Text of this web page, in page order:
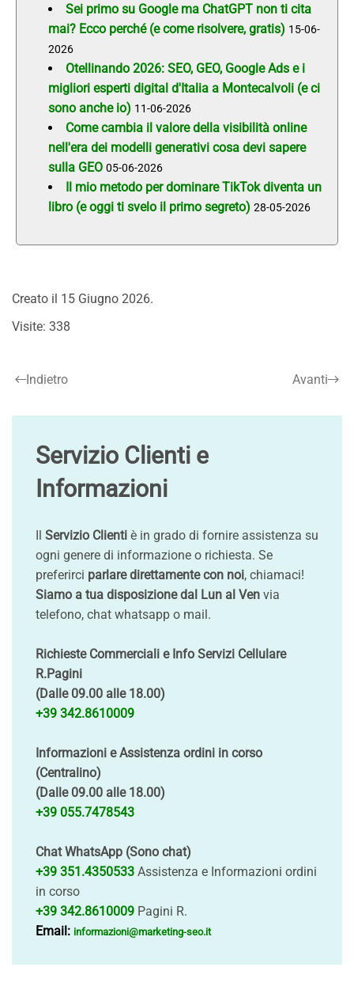
Sei primo su Google ma ChatGPT non ti cita
mai? Ecco perché (e come risolvere, gratis) 15-06-
2026
Otellinando 2026: SEO, GEO, Google Ads e i
migliori esperti digital d'Italia a Montecalvoli (e ci
sono anche io) 11-06-2026
Come cambia il valore della visibilità online
nell'era dei modelli generativi cosa devi sapere
sulla GEO 05-06-2026
Il mio metodo per dominare TikTok diventa un
libro (e oggi ti svelo il primo segreto) 28-05-2026
Creato il 15 Giugno 2026.
Visite: 338
Indietro Avanti
Servizio Clienti e
Informazioni
Il Servizio Clienti è in grado di fornire assistenza su
ogni genere di informazione o richiesta. Se
preferirci parlare direttamente con noi, chiamaci!
Siamo a tua disposizione dal Lun al Ven via
telefono, chat whatsapp o mail.
Richieste Commerciali e Info Servizi Cellulare
R.Pagini
(Dalle 09.00 alle 18.00)
+39 342.8610009
Informazioni e Assistenza ordini in corso
(Centralino)
(Dalle 09.00 alle 18.00)
+39 055.7478543
Chat WhatsApp (Sono chat)
+39 351.4350533 Assistenza e Informazioni ordini
in corso
+39 342.8610009 Pagini R.
Email: informazioni@marketing-seo.it